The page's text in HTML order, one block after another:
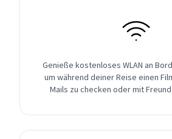
Genieße kostenloses WLAN an
um während deiner Reise einen
Mails zu checken oder mit